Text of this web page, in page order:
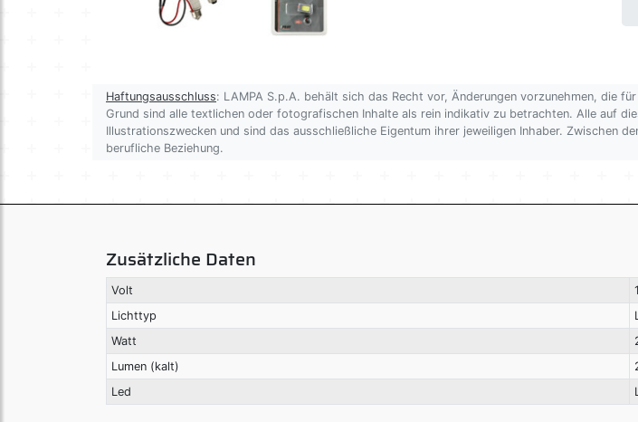
Haftungsausschluss: LAMPA S.p.A. behält sich das Recht vor, Änderungen vorzunehmen, die
Grund sind alle textlichen oder fotografischen Inhalte als rein indikativ zu betrachten. Alle auf
Illustrationszwecken und sind das ausschließliche Eigentum ihrer jeweiligen Inhaber. Zwischen
berufliche Beziehung.
Zusätzliche Daten
Volt
Lichttyp
Watt
Lumen (kalt)
Led